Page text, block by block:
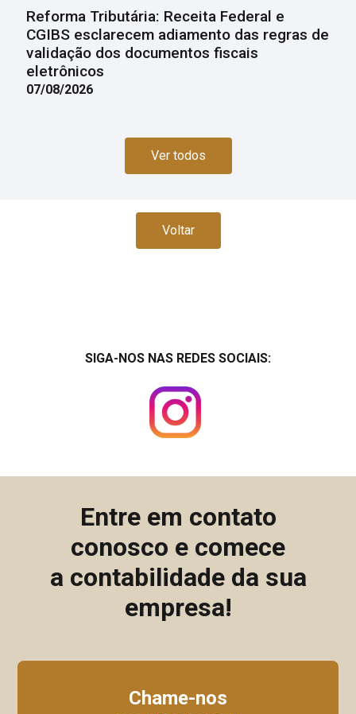
Reforma Tributária: Receita Federal e
CGIBS esclarecem adiamento das regras de
validação dos documentos fiscais
eletrônicos
07/08/2026
Ver todos
Voltar
SIGA-NOS NAS REDES SOCIAIS:
Entre em contato
conosco e comece
a contabilidade da sua
empresa!
Chame-nos